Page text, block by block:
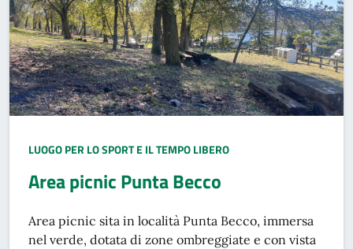
TIPO LUOGO:
LUOGO PER LO SPORT E IL TEMPO LIBERO
Area picnic Punta Becco
Area picnic sita in località Punta Becco, immersa
nel verde, dotata di zone ombreggiate e con vista